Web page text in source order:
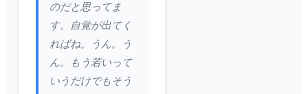
のだと思ってま
す。自覚が出てく
ればね。うん。う
ん。もう若いって
いうだけでもそう